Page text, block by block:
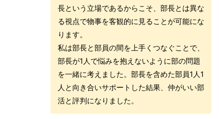
長という立場であるからこそ、部長とは異な
る視点で物事を客観的に見ることが可能にな
ります。
私は部長と部員の間を上手くつなぐことで、
部長が1人で悩みを抱えないように部の問題
を一緒に考えました。部長を含めた部員1人1
人と向き合いサポートした結果、仲がいい部
活と評判になりました。